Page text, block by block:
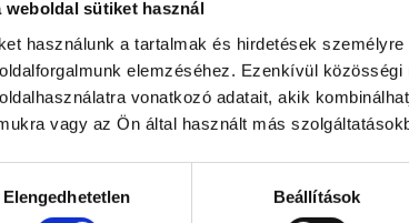
weboldal sütiket használ
használunk a tartalmak és hirdetések
elemzéséhez. Ezenkívül
vonatkozó adatait, akik
vagy az Ön által használt más
Elengedhetetlen Beállítások
Tárolhatom
Új